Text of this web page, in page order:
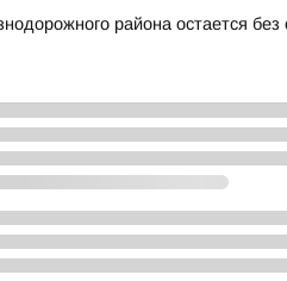
района остается без